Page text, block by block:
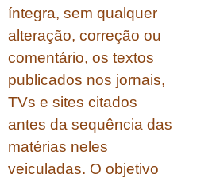
íntegra, sem qualquer
alteração, correção ou
comentário, os textos
publicados nos jornais,
TVs e sites citados
antes da sequência das
matérias neles
veiculadas. O objetivo